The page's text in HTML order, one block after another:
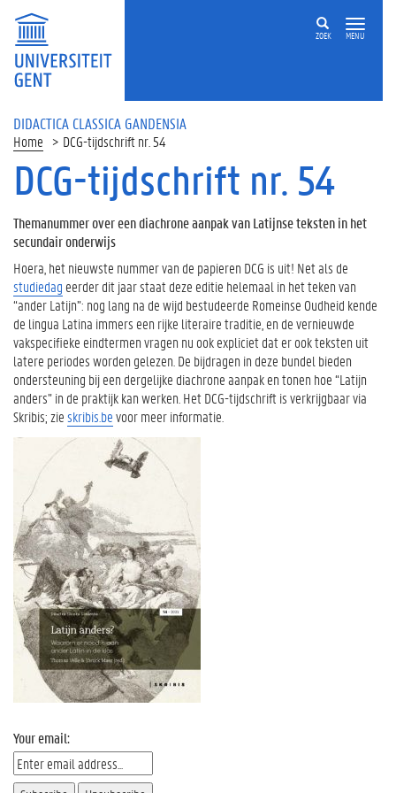
ZOEK MENU
DIDACTICA CLASSICA GANDENSIA
Home DCG-tijdschrift nr. 54
DCG-tijdschrift nr. 54
Themanummer over een diachrone aanpak van Latijnse teksten in het
secundair onderwijs
Hoera, het nieuwste nummer van de papieren DCG is uit! Net als de
studiedag eerder dit jaar staat deze editie helemaal in het teken van
“ander Latijn”: nog lang na de wijd bestudeerde Romeinse Oudheid kende
de lingua Latina immers een rijke literaire traditie, en de vernieuwde
vakspecifieke eindtermen vragen nu ook expliciet dat er ook teksten uit
latere periodes worden gelezen. De bijdragen in deze bundel bieden
ondersteuning bij een dergelijke diachrone aanpak en tonen hoe “Latijn
anders” in de praktijk kan werken. Het DCG-tijdschrift is verkrijgbaar via
Skribis; zieskribis.bevoor meer informatie.
Your email: